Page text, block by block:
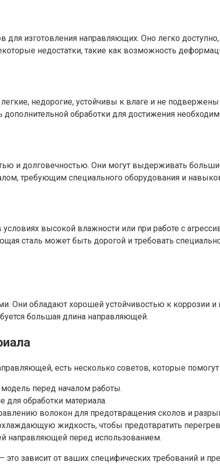
изготовления направляющих. Оно легко
недостатки, такие как возможность
недорогие, устойчивы к влаге и не
обработки для достижения
и долговечностью. Они могут выдерживать
требующим специального оборудования и
высокой влажности или при работе с
сталь может быть дорогой и требовать
обладают хорошей устойчивостью к коррозии и
большая длина направляющей.
есть несколько советов, которые помогут
перед началом работы.
для обработки материала.
волокон для предотвращения сколов и
жидкость, чтобы предотвратить
направляющей перед использованием.
зависит от ваших специфических требований и